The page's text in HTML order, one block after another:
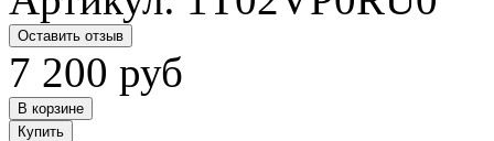
Оставить отзыв
7 200 руб
В корзине
Купить